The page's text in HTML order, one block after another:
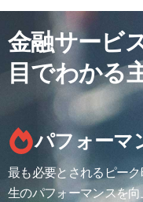
金融サービ
目でわかる
パフォーマ
最も必要とされるピーク
生のパフォーマンスを